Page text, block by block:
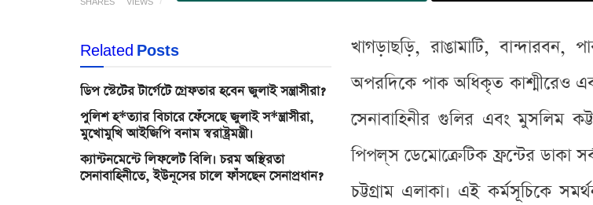
RelatedPosts
ডিপ স্টেটের টার্গেটে গ্রেফতার হবেন জুলাই সন্ত্রাসীরা?
পুলিশ হ*ত্যার বিচারে ফেঁসেছে জুলাই স*ন্ত্রাসীরা,
মুখোমুখি আইজিপি বনাম স্বরাষ্ট্রমন্ত্রী।
ক্যান্টনমেন্টে লিফলেট বিলি। চরম অস্থিরতা
সেনাবাহিনীতে, ইউনূসের চালে ফাঁসছেন সেনাপ্রধান?
খাগড়াছড়ি, রাঙামাটি, বান্দারবন,
অপরদিকে পাক অধিকৃত কাশ্মীরেও
সেনাবাহিনীর গুলির এবং মুসলিম
পিপল্‌স ডেমোক্রেটিক ফ্রন্টের ডাকা
চট্টগ্রাম এলাকা। এই কর্মসূচিকে